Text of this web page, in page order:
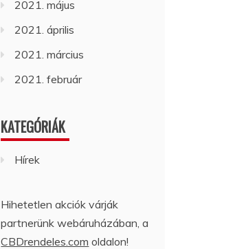
2021. május
2021. április
2021. március
2021. február
KATEGÓRIÁK
Hírek
Hihetetlen akciók várják
partnerünk webáruházában, a
CBDrendeles.com oldalon!